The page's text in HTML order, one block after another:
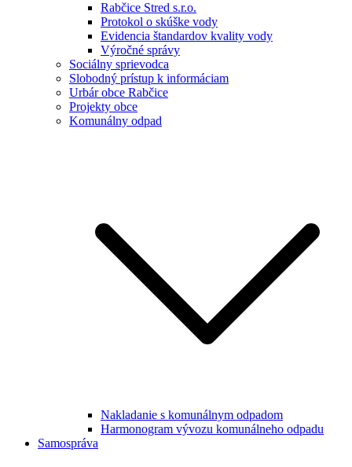
Rabčice Stred s.r.o.
Protokol o skúške vody
Evidencia štandardov kvality vody
Výročné správy
Sociálny sprievodca
Slobodný prístup k informáciam
Urbár obce Rabčice
Projekty obce
Komunálny odpad
Nakladanie s komunálnym odpadom
Harmonogram vývozu komunálneho odpadu
Samospráva